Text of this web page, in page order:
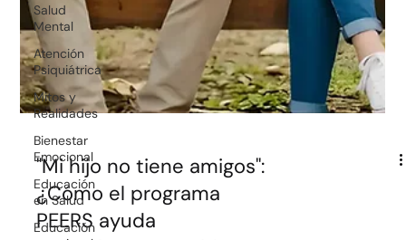
Salud
Mental
Atención
Psiquiátrica
Mitos y
Realidades
Bienestar
Emocional
Educación
en Salud
Educación
"Mi hijo no tiene amigos":
¿Cómo el programa
PEERS ayuda